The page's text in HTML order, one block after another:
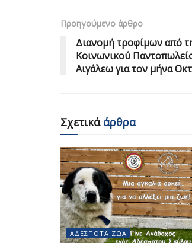
Προηγούμενο άρθρο
Διανομή τροφίμων από
Κοινωνικού
Αιγάλεω για τον μήνα
Σχετικάάρθρα
ΑΔΈΣΠΟΤΑ ΖΏΑ